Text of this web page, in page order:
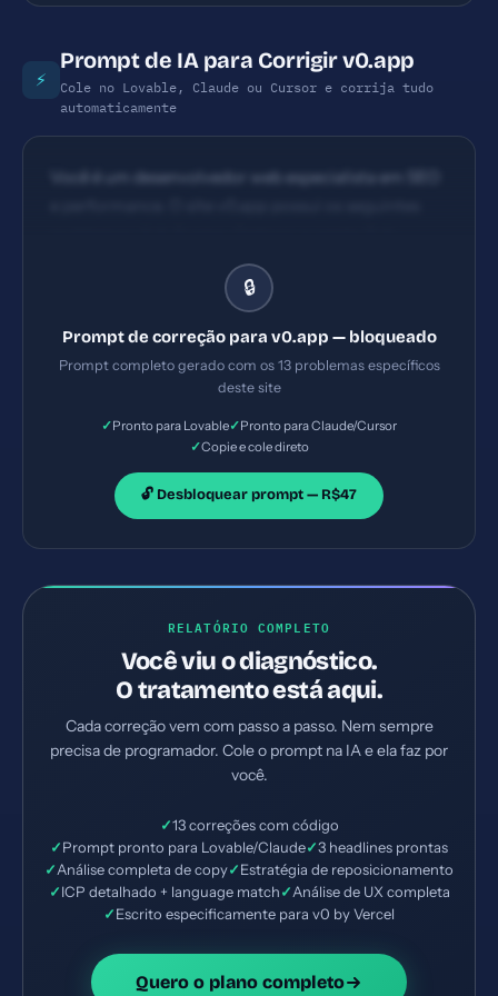
⚡
Prompt de IA para Corrigir v0.app
Cole no Lovable, Claude ou Cursor e corrija tudo
automaticamente
Você é um desenvolvedor web especialista em SEO
Content-Type-Options ausente 3) Referrer-Policy
ausente 4) Meta description com 99 caracteres
listadas, gerando os arquivos necessários e
configurações de servidor. Priorize as correções
🔒
Prompt de correção para v0.app — bloqueado
Prompt completo gerado com os 13 problemas específicos
deste site
✓Pronto para Lovable✓Pronto para Claude/Cursor
✓Copie e cole direto
🔓 Desbloquear prompt — R$47
RELATÓRIO COMPLETO
Você viu o diagnóstico.
O tratamento está aqui.
Cada correção vem com passo a passo. Nem sempre
precisa de programador. Cole o prompt na IA e ela faz por
você.
✓13 correções com código
✓Prompt pronto para Lovable/Claude✓3 headlines prontas
✓Análise completa de copy✓Estratégia de reposicionamento
✓ICP detalhado + language match✓Análise de UX completa
✓Escrito especificamente para v0 by Vercel
Quero o plano completo